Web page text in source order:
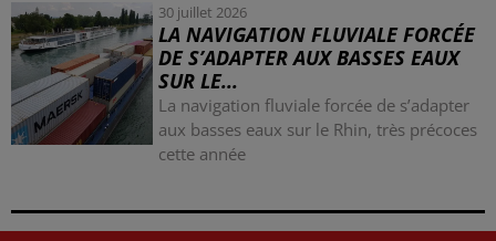
30 juillet 2026
LA NAVIGATION FLUVIALE FORCÉE
DE S’ADAPTER AUX BASSES EAUX
SUR LE...
La navigation fluviale forcée de s’adapter
aux basses eaux sur le Rhin, très précoces
cette année